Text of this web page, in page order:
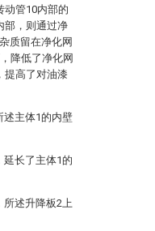
动管10内部的
部，则通过净
质留在净化网
降低了净化网
提高了对油漆
述主体1的内壁
延长了主体1的
所述升降板2上